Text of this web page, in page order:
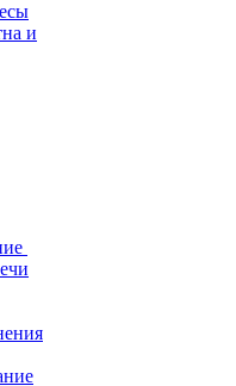
и